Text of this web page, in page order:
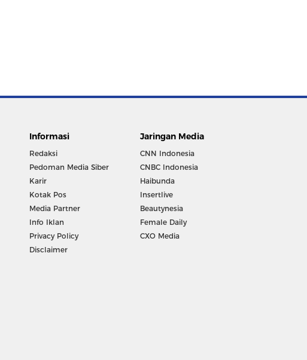
Informasi
Redaksi
Pedoman Media Siber
Karir
Kotak Pos
Media Partner
Info Iklan
Privacy Policy
Disclaimer
Jaringan Media
CNN Indonesia
CNBC Indonesia
Haibunda
Insertlive
Beautynesia
Female Daily
CXO Media